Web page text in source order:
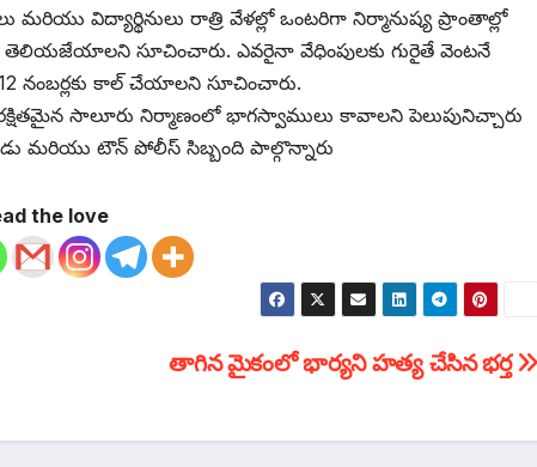
విద్యార్థినులు రాత్రి వేళల్లో ఒంటరిగా నిర్మానుష్య ప్రాంతాల్లో
సూచించారు. ఎవరైనా వేధింపులకు గురైతే వెంటనే
నంబర్లకు కాల్ చేయాలని సూచించారు.
సాలూరు నిర్మాణంలో భాగస్వాములు కావాలని పెలుపునిచ్చారు
మరియు టౌన్ పోలీస్ సిబ్బంది పాల్గొన్నారు
the love
తాగిన మైకంలో భార్యని హత్య చేసిన భర్త